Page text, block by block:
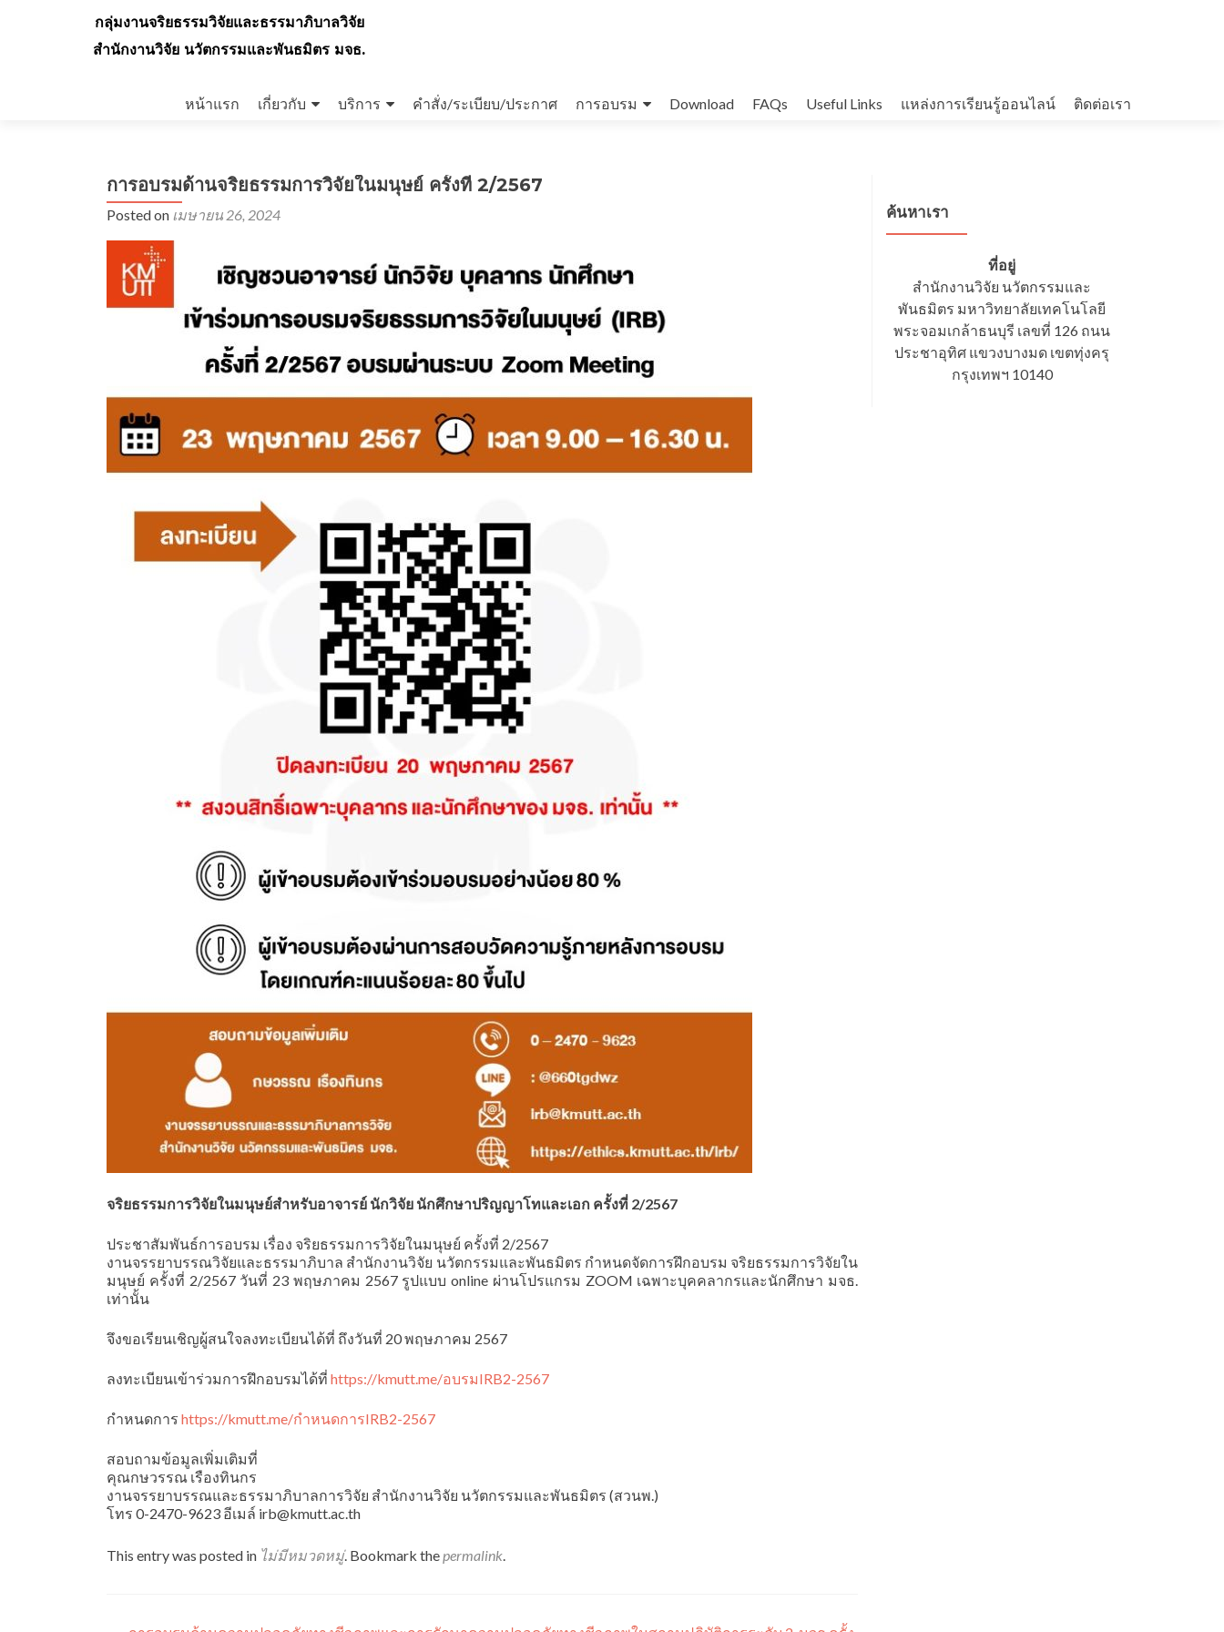
กลุ่มงานจริยธรรมวิจัยและธรรมาภิบาลวิจัย
สำนักงานวิจัย นวัตกรรมและพันธมิตร มจธ.
to
หน้าแรก เกี่ยวกับ บริการ คำสั่ง/ระเบียบ/ประกาศ การอบรม Download FAQs Useful Links แหล่งการเรียนรู้ออนไลน์ ติดต่อเรา
การอบรมด้านจริยธรรมการวิจัยในมนุษย์ ครั้งที่ 2/2567
Posted on เมษายน 26, 2024
จริยธรรมการวิจัยในมนุษย์สำหรับอาจารย์ นักวิจัย นักศึกษาปริญญาโทและเอก ครั้งที่ 2/2567
ประชาสัมพันธ์การอบรม เรื่อง จริยธรรมการวิจัยในมนุษย์ ครั้งที่ 2/2567
งานจรรยาบรรณวิจัยและธรรมาภิบาล สำนักงานวิจัย นวัตกรรมและพันธมิตร กำหนดจัดการฝึกอบรม จริยธรรมการวิจัยใน
มนุษย์ ครั้งที่ 2/2567 วันที่ 23 พฤษภาคม 2567 รูปแบบ online ผ่านโปรแกรม ZOOM เฉพาะบุคคลากรและนักศึกษา มจธ.
เท่านั้น
จึงขอเรียนเชิญผู้สนใจลงทะเบียนได้ที่ ถึงวันที่ 20 พฤษภาคม 2567
ลงทะเบียนเข้าร่วมการฝึกอบรมได้ที่ https://kmutt.me/อบรมIRB2-2567
กำหนดการ https://kmutt.me/กำหนดการIRB2-2567
สอบถามข้อมูลเพิ่มเติมที่
คุณกษวรรณ เรืองทินกร
งานจรรยาบรรณและธรรมาภิบาลการวิจัย สำนักงานวิจัย นวัตกรรมและพันธมิตร (สวนพ.)
โทร 0-2470-9623 อีเมล์ irb@kmutt.ac.th
This entry was posted in ไม่มีหมวดหมู่. Bookmark thepermalink.
ค้นหาเรา
ที่อยู่
สำนักงานวิจัย นวัตกรรมและ
พันธมิตร มหาวิทยาลัยเทคโนโลยี
พระจอมเกล้าธนบุรี เลขที่ 126 ถนน
ประชาอุทิศ แขวงบางมด เขตทุ่งครุ
กรุงเทพฯ 10140